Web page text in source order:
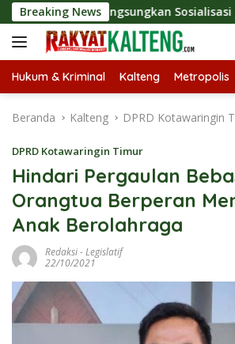
Langsung
ke
konten
Breaking News
Langsungkan Sosialisasi Himbauan
Hukum & Kriminal Kalteng Metropolis
Beranda Kalteng DPRD Kotawaringin
DPRD Kotawaringin Timur
Hindari Pergaulan
Orangtua Berperan
Anak Berolahraga
Redaksi-Legislatif
22/10/2021